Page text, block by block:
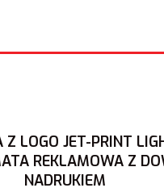
Z LOGO JET-PRINT
REKLAMOWA Z
NADRUKIEM